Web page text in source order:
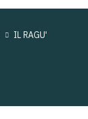
IL RAGU'